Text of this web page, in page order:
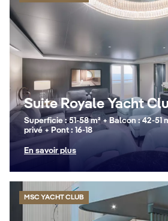
Suite Royale Yacht
Superficie : 51-58 m² + Balcon : 42-51
privé + Pont : 16-18
En savoir plus
MSC YACHT CLUB